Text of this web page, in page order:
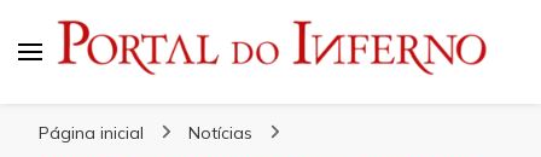
Página inicial
Notícias